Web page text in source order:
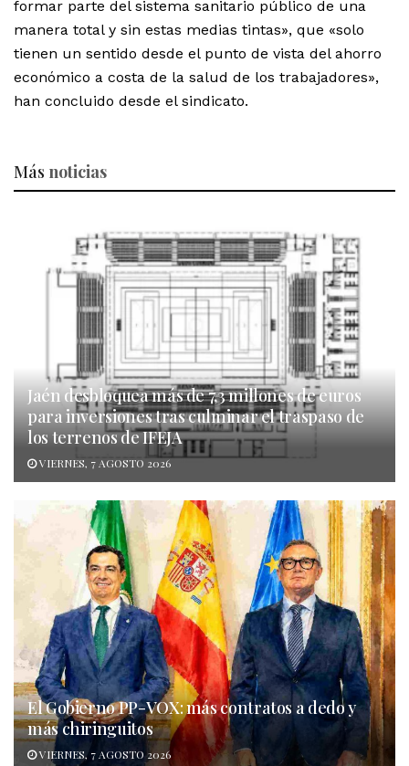
formar parte del sistema sanitario público de una
manera total y sin estas medias tintas», que «solo
tienen un sentido desde el punto de vista del ahorro
económico a costa de la salud de los trabajadores»,
han concluido desde el sindicato.
Más noticias
Jaén desbloquea más de 7,3 millones de euros
para inversiones tras culminar el traspaso de
los terrenos de IFEJA
VIERNES, 7 AGOSTO 2026
El Gobierno PP-VOX: más contratos a dedo y
más chiringuitos
VIERNES, 7 AGOSTO 2026